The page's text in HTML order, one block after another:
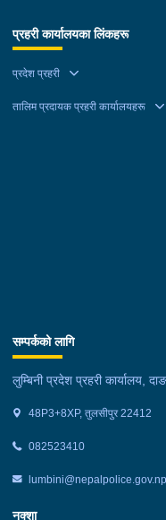
लागि राप्ती प्रादेशिक
गरिएको थियो। उपचारकै
नेपाली मृत घोषणा गरेका
डिस्चार्ज भएकी
गाउँपालिका–३ निवासी ३९
प्रहरीले आवश्यक अनुसन्धान
प्रहरी कार्यालयका लिंकहरू
प्रदेश प्रहरी
तालिम प्रदायक प्रहरी कार्यालयहरू
सम्पर्कको लागि
लुम्बिनी प्रदेश प्रहरी कार्यालय, दाङ
48P3+8XP, तुलसीपुर 22412
082523410
lumbini@nepalpolice.gov.np
नक्शा